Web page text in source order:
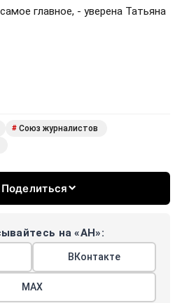
главное, - уверена Татьяна
# Союз журналистов
Поделиться
на «АН»:
ВКонтакте
МАХ